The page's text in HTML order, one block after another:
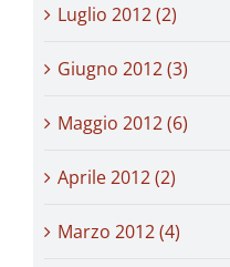
Luglio 2012 (2)
Giugno 2012 (3)
Maggio 2012 (6)
Aprile 2012 (2)
Marzo 2012 (4)